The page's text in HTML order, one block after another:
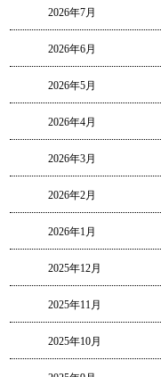
2026年7月
2026年6月
2026年5月
2026年4月
2026年3月
2026年2月
2026年1月
2025年12月
2025年11月
2025年10月